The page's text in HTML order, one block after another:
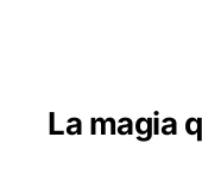
La magia